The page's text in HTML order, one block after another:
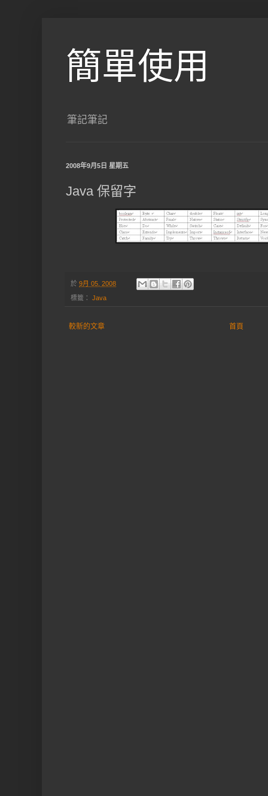
簡單使用
筆記筆記
2008年9月5日 星期五
Java 保留字
於 9月 05, 2008
標籤： Java
較新的文章 首頁